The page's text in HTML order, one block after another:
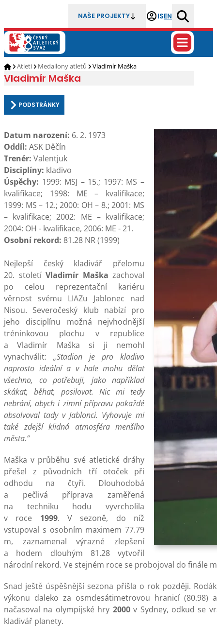
NAŠE PROJEKTY ISEN
Atleti Medailony atletů Vladimír Maška
Vladimír Maška
PODSTRÁNKY
Datum narození: 6. 2. 1973
Oddíl: ASK Děčín
Trenér: Valentjuk
Disciplíny: kladivo
Úspěchy: 1999: MSJ – 15.; 1997: MS –
kvalifikace; 1998: ME – kvalifikace;
1999: MS – 12.; 2000: OH – 8.; 2001: MS
– kvalifikace; 2002: ME – kvalifikace;
2004: OH - kvalifikace, 2006: ME - 21.
Osobní rekord: 81.28 NR (1999)
Nejlepší český kladivář přelomu
20. století Vladimír Maška zachoval
po celou reprezentační kariéru
věrnost svému LIAZu Jablonec nad
Nisou. Severočeský klub nabízí pro
jeho disciplínu možná nejvhodnější
tréninkovou plochu v republice
a Vladimír Maška si ji nemohl
vynachválit: „Stadion je pro kladivo
naprosto ideální a v hale mohu dělat
všechno, co potřebuji, jako například
skákat, běhat, posilovat. Nic mi tedy
nebrání, abych i zimní přípravu pokaždé
absolvoval tady v Jablonci. Vyhovuje mi
také zdejší klidná atmosféra menšího
města.“
Maška v průběhu své atletické dráhy
přešel z původních tří otoček při
odhodu na čtyři. Dlouhodobá
a pečlivá příprava zaměřená
na techniku hodu vyvrcholila
v roce 1999. V sezoně, do níž
vstupoval s osobním maximem 77.79
m, zaznamenal výrazné zlepšení
a hodem dlouhým 81.28 vytvořil
národní rekord. Ve stejném roce se probojoval do finále
Snad ještě úspěšnější sezona přišla o rok později.
výkonu daleko za osmdesátimetrovou hranicí (80.98)
načasoval na olympijské hry 2000v Sydney, odkud se
kladivář planety.